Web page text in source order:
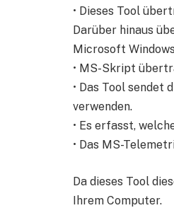
• Dieses Tool
Darüber hinaus
Microsoft
• MS-Skript
• Das Tool sendet
verwenden.
• Es erfasst,
• Das MS-
Da dieses Tool
Ihrem Computer.